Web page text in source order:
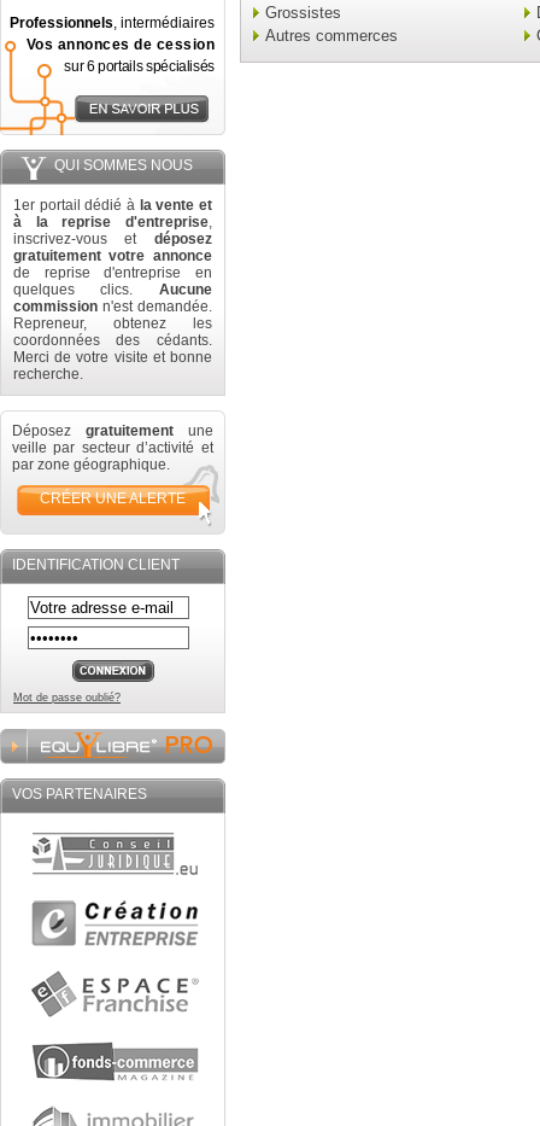
Professionnels, intermédiaires
Vos annonces de cession
sur 6 portails spécialisés
QUI SOMMES NOUS
1er portail dédié à la vente et
à la reprise d'entreprise,
inscrivez-vous et déposez
gratuitement votre annonce
de reprise d'entreprise en
quelques clics. Aucune
commission n'est demandée.
Repreneur, obtenez les
coordonnées des cédants.
Merci de votre visite et bonne
recherche.
Déposez gratuitement une
veille par secteur d’activité et
par zone géographique.
CRÉER UNE ALERTE
IDENTIFICATION CLIENT
Mot de passe oublié?
VOS PARTENAIRES
Grossistes
Autres commerces